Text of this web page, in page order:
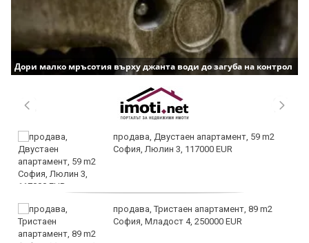
Дори малко мръсотия върху джанта води до загуба на контрол
продава, Двустаен апартамент, 59 m2
София, Люлин 3, 117000 EUR
продава, Тристаен апартамент, 89 m2
София, Младост 4, 250000 EUR